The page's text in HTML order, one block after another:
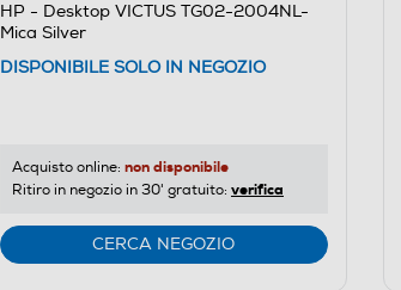
HP - Desktop VICTUS TG02-2004NL-
Mica Silver
DISPONIBILE SOLO IN NEGOZIO
Acquisto online: non disponibile
Ritiro in negozio in 30' gratuito: verifica
CERCA NEGOZIO